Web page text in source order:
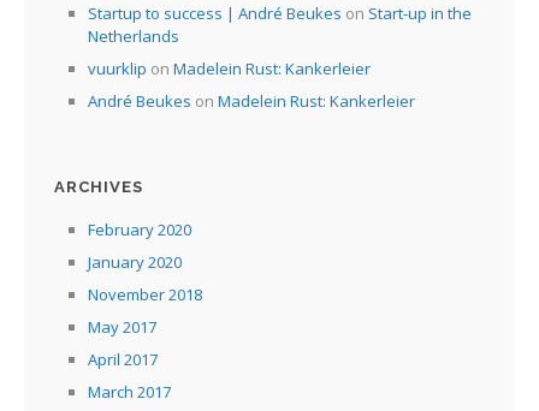
Startup to success | André Beukes on Start-up in the
Netherlands
vuurklip on Madelein Rust: Kankerleier
André Beukes on Madelein Rust: Kankerleier
ARCHIVES
February 2020
January 2020
November 2018
May 2017
April 2017
March 2017